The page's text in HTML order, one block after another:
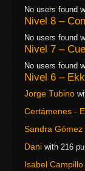
No users found
Nivel 8 –
No users found
Nivel 7 –
No users found
Nivel 6 –
Jorge Tubino
Certámenes -
Sandra Gómez
Dani with 216
Isabel Campillo